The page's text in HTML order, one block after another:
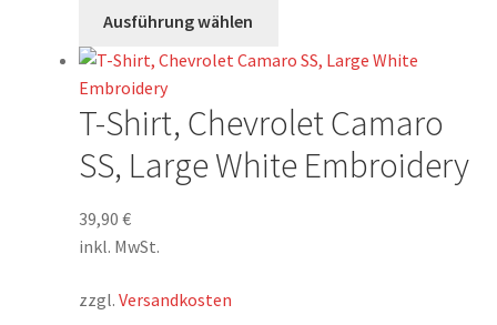
Ausführung wählen
weist
Varianten
Die
T-Shirt, Chevrolet Camaro
SS, Large White Embroidery
39,90 €
inkl. MwSt.
zzgl. Versandkosten